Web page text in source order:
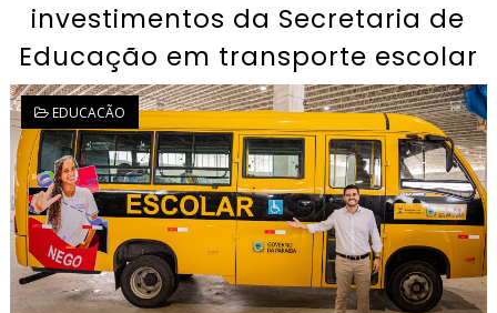
investimentos da Secretaria de
Educação em transporte escolar
EDUCACÃO